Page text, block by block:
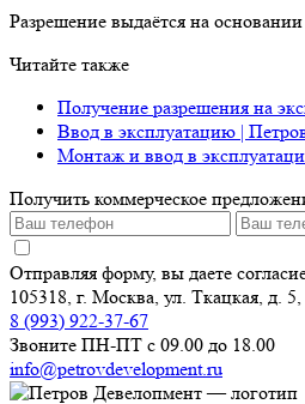
Разрешение выдаётся на
Читайте также
Получение разрешения на
Ввод в эксплуатацию |
Монтаж и ввод в
Получить коммерческое
Отправляя форму, вы даете
105318, г. Москва, ул. Ткацкая, д.
8 (993) 922-37-67
Звоните ПН-ПТ с 09.00 до 18.00
info@petrovdevelopment.ru